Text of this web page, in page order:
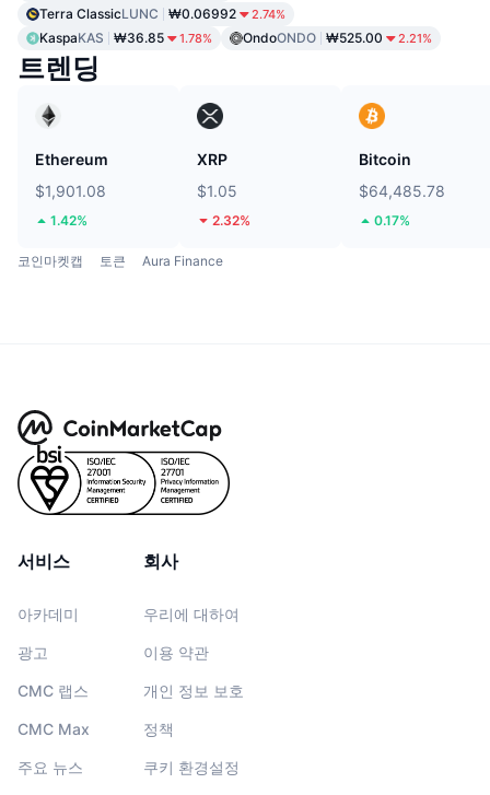
Terra ClassicLUNC ₩0.06992 2.74%
KaspaKAS ₩36.85 1.78% OndoONDO ₩525.00 2.21%
트렌딩
Ethereum
$1,901.08
1.42%
XRP
$1.05
2.32%
Bitcoin
$64,485.78
0.17%
코인마켓캡 토큰 Aura Finance
서비스
아카데미
광고
CMC 랩스
CMC Max
주요 뉴스
회사
우리에 대하여
이용 약관
개인 정보 보호
정책
쿠키 환경설정